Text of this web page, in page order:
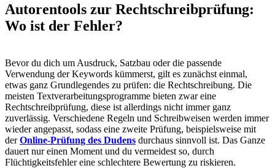
Autorentools zur Rechtschreibprüfung:
Wo ist der Fehler?
Bevor du dich um Ausdruck, Satzbau oder die passende
Verwendung der Keywords kümmerst, gilt es zunächst einmal,
etwas ganz Grundlegendes zu prüfen: die Rechtschreibung. Die
meisten Textverarbeitungsprogramme bieten zwar eine
Rechtschreibprüfung, diese ist allerdings nicht immer ganz
zuverlässig. Verschiedene Regeln und Schreibweisen werden immer
wieder angepasst, sodass eine zweite Prüfung, beispielsweise mit
derOnline-Prüfung des Dudens durchaus sinnvoll ist. Das Ganze
dauert nur einen Moment und du vermeidest so, durch
Flüchtigkeitsfehler eine schlechtere Bewertung zu riskieren.